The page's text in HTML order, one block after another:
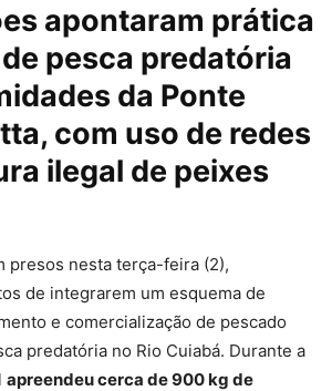
apontaram prática
pesca predatória
da Ponte
com uso de redes
ilegal de peixes
presos nesta terça-feira (2),
de integrarem um esquema de
e comercialização de pescado
predatória no Rio Cuiabá. Durante a
apreendeu cerca de 900 kg de